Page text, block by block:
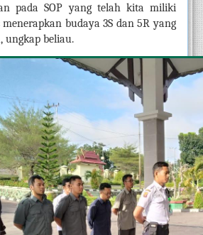
pada SOP yang telah kita miliki
budaya 3S dan 5R yang
ungkap beliau.